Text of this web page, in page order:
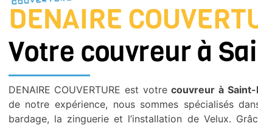
DENAIRE
Votre couvreur à
DENAIRE COUVERTURE est votrecouvreur à
de notre expérience, nous sommes spécialisés
bardage, la zinguerie et l’installation de Velux.